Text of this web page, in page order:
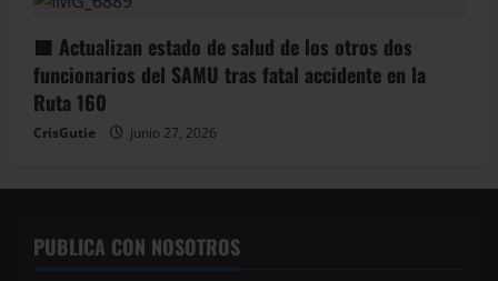
🟥 Actualizan estado de salud de los otros dos
funcionarios del SAMU tras fatal accidente en la
Ruta 160
CrisGutie junio 27, 2026
PUBLICA CON NOSOTROS